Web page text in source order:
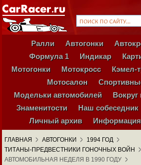
Ралли Автогонки
Формула 1
Индикар
Мотогонки
Мотокросс Кэмел-
Мотосалон
Модельки автомобилей
Вокруг
Знаменитости
Наш собеседник
Личный архив
Информация
ГЛАВНАЯ АВТОГОНКИ
1994 ГОД
ТИТАНЫ-ПРЕДВЕСТНИКИ ГОНОЧНЫХ ВОЙН
АВТОМОБИЛЬНАЯ НЕДЕЛЯ В 1990 ГОДУ